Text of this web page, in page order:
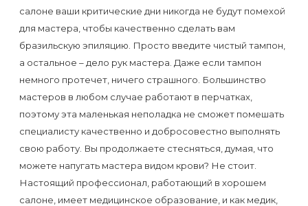
Рекомендации
по
уходу
за
после
депиляции
воском
салоне ваши критические дни никогда не будут помехой
для мастера, чтобы качественно сделать вам
бразильскую эпиляцию. Просто введите чистый тампон,
а остальное – дело рук мастера. Даже если тампон
немного протечет, ничего страшного. Большинство
мастеров в любом случае работают в перчатках,
поэтому эта маленькая неполадка не сможет помешать
специалисту качественно и добросовестно выполнять
свою работу. Вы продолжаете стесняться, думая, что
можете напугать мастера видом крови? Не стоит.
Настоящий профессионал, работающий в хорошем
салоне, имеет медицинское образование, и как медик,